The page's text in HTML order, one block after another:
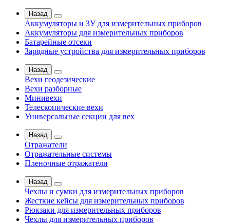
Назад
Аккумуляторы и ЗУ для измерительных приборов
Аккумуляторы для измерительных приборов
Батарейные отсеки
Зарядные устройства для измерительных приборов
Назад
Вехи геодезические
Вехи разборные
Минивехи
Телескопические вехи
Универсальные секции для вех
Назад
Отражатели
Отражательные системы
Пленочные отражатели
Назад
Чехлы и сумки для измерительных приборов
Жесткие кейсы для измерительных приборов
Рюкзаки для измерительных приборов
Чехлы для измерительных приборов